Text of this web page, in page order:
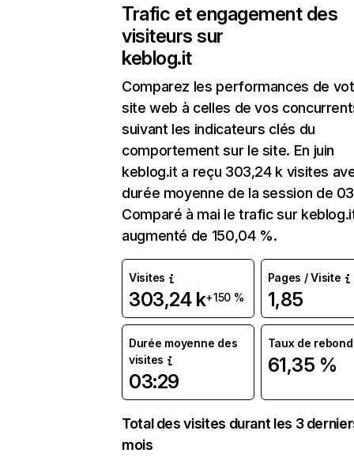
Trafic et engagement des
visiteurs sur
keblog.it
Comparez les performances de
site web à celles de vos
suivant les indicateurs clés du
comportement sur le site. En juin
keblog.it a reçu 303,24 k visites
durée moyenne de la session de
Comparé à mai le trafic sur
augmenté de 150,04 %.
Visites
303,24 k+150 %
Pages / Visite
1,85
Durée moyenne des
visites
03:29
Taux de rebond
61,35 %
Total des visites durant les 3
mois